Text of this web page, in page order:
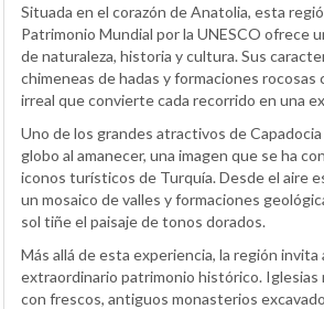
Situada en el corazón de Anatolia, esta
Patrimonio Mundial por la UNESCO ofrece
de naturaleza, historia y cultura. Sus
chimeneas de hadas y formaciones rocosas
irreal que convierte cada recorrido en una
Uno de los grandes atractivos de
globo al amanecer, una imagen que se ha
iconos turísticos de Turquía. Desde el aire
un mosaico de valles y formaciones
sol tiñe el paisaje de tonos dorados.
Más allá de esta experiencia, la región
extraordinario patrimonio histórico. Iglesias
con frescos, antiguos monasterios